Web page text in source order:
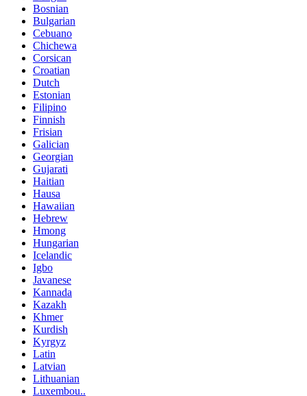
Bosnian
Bulgarian
Cebuano
Chichewa
Corsican
Croatian
Dutch
Estonian
Filipino
Finnish
Frisian
Galician
Georgian
Gujarati
Haitian
Hausa
Hawaiian
Hebrew
Hmong
Hungarian
Icelandic
Igbo
Javanese
Kannada
Kazakh
Khmer
Kurdish
Kyrgyz
Latin
Latvian
Lithuanian
Luxembou..